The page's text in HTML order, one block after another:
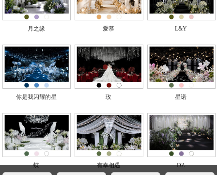
月之缘 爱慕 L&Y
你是我闪耀的星 玫 星诺
蝶 有幸相遇 DZ